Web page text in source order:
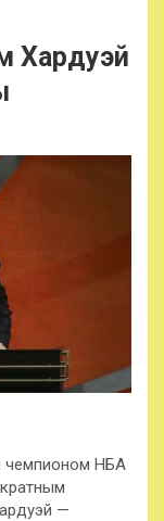
Хардуэй
чемпионом НБА
—